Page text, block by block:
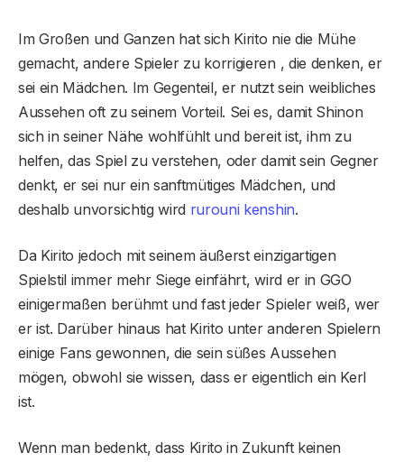
Im Großen und Ganzen hat sich Kirito nie die Mühe
gemacht, andere Spieler zu korrigieren , die denken, er
sei ein Mädchen. Im Gegenteil, er nutzt sein weibliches
Aussehen oft zu seinem Vorteil. Sei es, damit Shinon
sich in seiner Nähe wohlfühlt und bereit ist, ihm zu
helfen, das Spiel zu verstehen, oder damit sein Gegner
denkt, er sei nur ein sanftmütiges Mädchen, und
deshalb unvorsichtig wird rurouni kenshin.
Da Kirito jedoch mit seinem äußerst einzigartigen
Spielstil immer mehr Siege einfährt, wird er in GGO
einigermaßen berühmt und fast jeder Spieler weiß, wer
er ist. Darüber hinaus hat Kirito unter anderen Spielern
einige Fans gewonnen, die sein süßes Aussehen
mögen, obwohl sie wissen, dass er eigentlich ein Kerl
ist.
Wenn man bedenkt, dass Kirito in Zukunft keinen